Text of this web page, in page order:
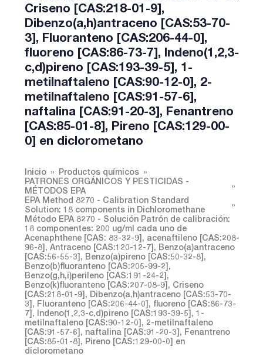
Criseno [CAS:218-01-9],
Dibenzo(a,h)antraceno [CAS:53-70-
3], Fluoranteno [CAS:206-44-0],
fluoreno [CAS:86-73-7], Indeno(1,2,3-
c,d)pireno [CAS:193-39-5], 1-
metilnaftaleno [CAS:90-12-0], 2-
metilnaftaleno [CAS:91-57-6],
naftalina [CAS:91-20-3], Fenantreno
[CAS:85-01-8], Pireno [CAS:129-00-
0] en diclorometano
Inicio
Productos químicos
PATRONES ORGÁNICOS Y PESTICIDAS -
MÉTODOS EPA
EPA Method 8270 - Calibration Standard
Solution: 18 components in Dichloromethane
Método EPA 8270 - Solución Patrón de calibración:
18 componentes: 200 ug/ml cada uno de
Acenaphthene [CAS: 83-32-9], acenaftileno [CAS:208-
96-8], Antraceno [CAS:120-12-7], Benzo(a)antraceno
[CAS:56-55-3], Benzo(a)pireno [CAS:50-32-8],
Benzo(b)fluoranteno [CAS:205-99-2],
Benzo(g,h,i)perileno [CAS:191-24-2],
Benzo(k)fluoranteno [CAS:207-08-9], Criseno
[CAS:218-01-9], Dibenzo(a,h)antraceno [CAS:53-70-
3], Fluoranteno [CAS:206-44-0], fluoreno [CAS:86-73-
7], Indeno(1,2,3-c,d)pireno [CAS:193-39-5], 1-
metilnaftaleno [CAS:90-12-0], 2-metilnaftaleno
[CAS:91-57-6], naftalina [CAS:91-20-3], Fenantreno
[CAS:85-01-8], Pireno [CAS:129-00-0] en
diclorometano